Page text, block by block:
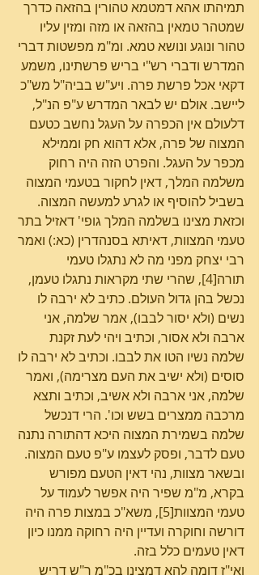
תמיהתו אהא דמטמא טהורין בהזאה כדרך
שמטהר טמאין בהזאה או מזה ומזין עליו
טהור ונוגע ונושא טמא. ומ"מ מפשטות דברי
המדרש ודברי רש"י בריש פרשתינו, משמע
דקאי אכל פרשת פרה. ויע"ש בביה"ל מש"כ
ליישב. אולם יש לבאר המדרש ע"פ הנ"ל,
דלעולם אין הכפרה על העגל נחשב כטעם
המצוה של פרה, אלא דהוא חק וממילא
מכפר על העגל. והפרט הזה היה רחוק
משלמה המלך, דאין לחקור בטעמי המצוה
בשביל להוסיף או לגרע למעשה המצוה.
וכזאת מצינו בשלמה המלך גופי' דאזיל בתר
טעמי המצוות, דאיתא בסנהדרין (כא:) ואמר
רבי יצחק מפני מה לא נתגלו טעמי
תורה[4], שהרי שתי מקראות נתגלו טעמן,
נכשל בהן גדול העולם. כתיב לא ירבה לו
נשים (ולא יסור לבבו), אמר שלמה, אני
ארבה ולא אסור, וכתיב ויהי לעת זקנת
שלמה נשיו הטו את לבבו. וכתיב לא ירבה לו
סוסים (ולא ישיב את העם מצרימה), ואמר
שלמה, אני ארבה ולא אשיב, וכתיב ותצא
מרכבה ממצרים בשש וכו'. הרי דנכשל
שלמה בשמירת המצוה היכא דהתורה נתנה
טעם לדבר, ופסק לעצמו ע"פ טעם המצוה.
ובשאר מצוות, נהי דאין הטעם מפורש
בקרא, מ"מ שפיר היה אפשר לעמוד על
טעמי המצוות[5], משא"כ במצות פרה היה
דורשה וחוקרה ועדיין היה רחוקה ממנו כיון
דאין טעמים כלל בזה.
ואי"ז דומה להא דמצינו בכ"מ ר"ש דריש